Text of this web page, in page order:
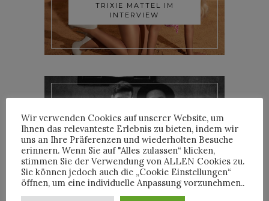
TRIXIE MATTEL IM
INTERVIEW
YOANN LEMOINE AKA
WOODKID IM INTERVIEW
Wir verwenden Cookies auf unserer Website, um
Ihnen das relevanteste Erlebnis zu bieten, indem wir
uns an Ihre Präferenzen und wiederholten Besuche
erinnern. Wenn Sie auf "Alles zulassen“ klicken,
stimmen Sie der Verwendung von ALLEN Cookies zu.
Sie können jedoch auch die „Cookie Einstellungen“
öffnen, um eine individuelle Anpassung vorzunehmen..